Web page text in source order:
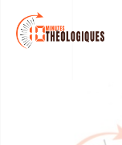
content